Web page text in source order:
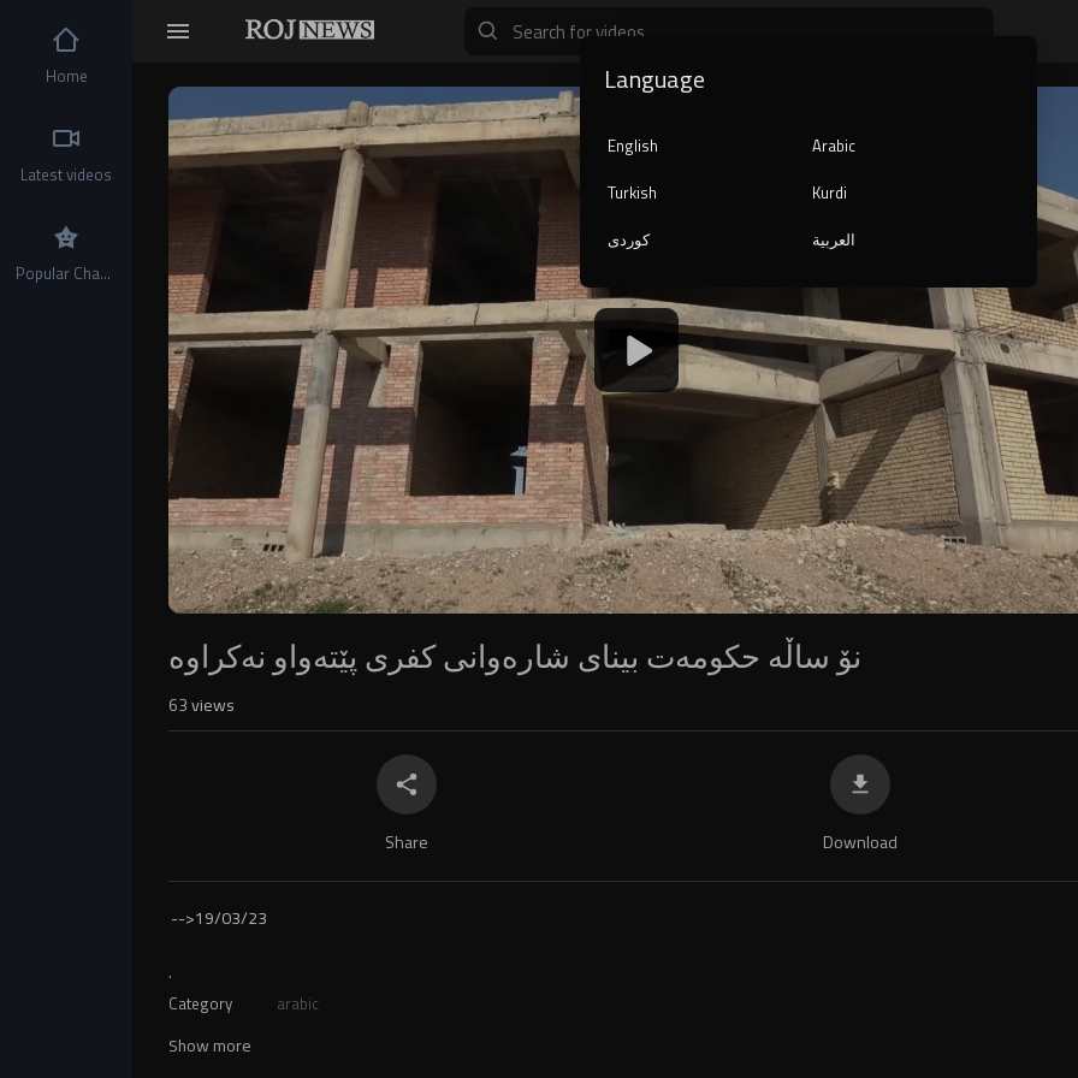
Video
Player
1080p
720p
480p
360p
240p
auto
نۆ ساڵە حکومەت بینای شارەوانی کفری پێتەواو نەکراوە
63views
Share Download
-->19/03/23
.
Category arabic
Show more
Home
Latest videos
Popular Channels
Language
English
Arabic
Turkish
Kurdi
کوردی
العربية